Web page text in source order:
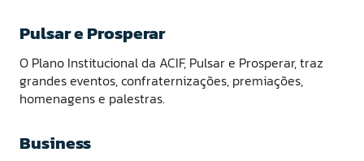
Pulsar e Prosperar
O Plano Institucional da ACIF, Pulsar e Prosperar, traz
grandes eventos, confraternizações, premiações,
homenagens e palestras.
Business